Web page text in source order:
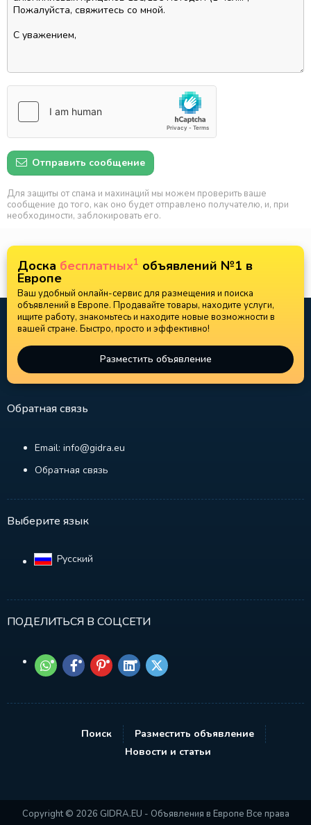
Отправить сообщение
Для защиты от спама и махинаций мы можем проверить ваше
сообщение до того, как оно будет отправлено получателю, и, при
необходимости, заблокировать его.
Доска бесплатных1 объявлений №1 в
Европе
Ваш удобный онлайн-сервис для размещения и поиска
объявлений в Европе. Продавайте товары, находите услуги,
ищите работу, знакомьтесь и находите новые возможности в
вашей стране. Быстро, просто и эффективно!
Разместить объявление
Обратная связь
Email: info@gidra.eu
Обратная связь
Выберите язык
Русский‎
ПОДЕЛИТЬСЯ В СОЦСЕТИ
Поиск
Разместить объявление
Новости и статьи
Copyright © 2026 GIDRA.EU - Объявления в Европе Все права